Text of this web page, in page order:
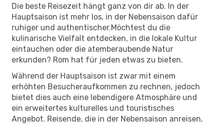
Die beste Reisezeit hängt ganz von dir ab. In der
Hauptsaison ist mehr los, in der Nebensaison dafür
ruhiger und authentischer.Möchtest du die
kulinarische Vielfalt entdecken, in die lokale Kultur
eintauchen oder die atemberaubende Natur
erkunden? Rom hat für jeden etwas zu bieten.
Während der Hauptsaison ist zwar mit einem
erhöhten Besucheraufkommen zu rechnen, jedoch
bietet dies auch eine lebendigere Atmosphäre und
ein erweitertes kulturelles und touristisches
Angebot. Reisende, die in der Nebensaison anreisen,